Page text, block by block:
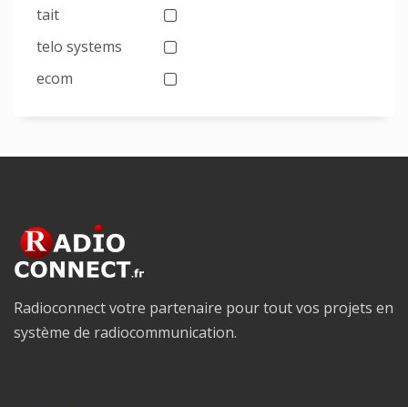
tait
telo systems
ecom
Radioconnect votre partenaire pour tout vos projets en
système de radiocommunication.